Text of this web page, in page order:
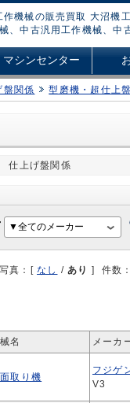
作機械の販売買取 大沼機
、中古汎用工作機械、
マシンセンター
盤関係 型磨機・超仕上
仕上げ盤関係
真：[ なし / あり ] 件数
名 メーカ
取り機
フジゲ
V3